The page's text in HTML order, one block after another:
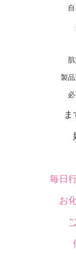
製品
毎日
お
"